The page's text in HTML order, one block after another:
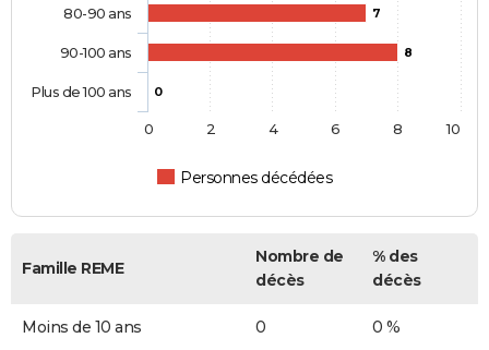
7
8
0
Personnes décédées
80-90 ans
90-100 ans
Plus de 100 ans
0 2 4 6 8 10
Famille REME
Nombre de
décès
% des
décès
Moins de 10 ans 0 0 %